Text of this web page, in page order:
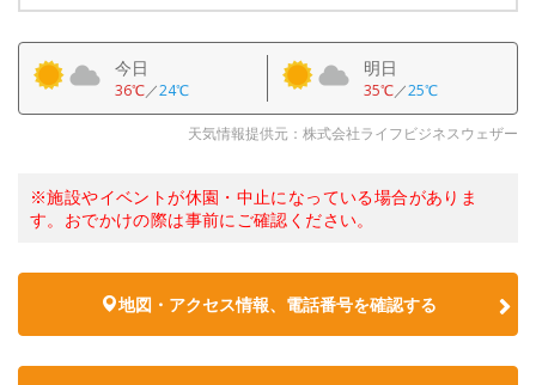
今日
36℃／24℃
明日
35℃／25℃
天気情報提供元：株式会社ライフビジネスウェザー
※施設やイベントが休園・中止になっている場合がありま
す。おでかけの際は事前にご確認ください。
地図・アクセス情報、電話番号を確認する